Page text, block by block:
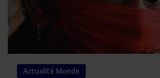
Actualité Monde